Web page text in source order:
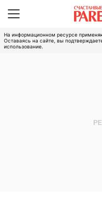
На информационном ресурсе
Оставаясь на сайте, вы
использование.